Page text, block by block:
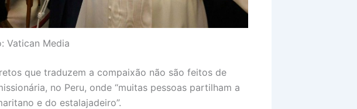
Vatican Media
que traduzem a compaixão não são feitos de
no Peru, onde “muitas pessoas partilham a
e do estalajadeiro”.